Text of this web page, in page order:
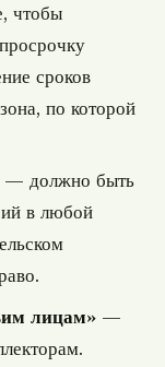
чтобы
сроков
по которой
— должно быть
в любой
лицам» —